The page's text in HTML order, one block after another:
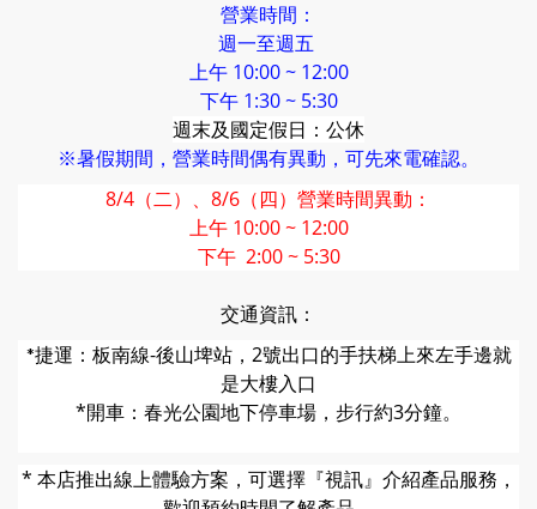
營業時間：
週一至週五
上午 10:00 ~ 12:00
下午 1:30 ~ 5:30
週末及國定假日：公休
※暑假期間，營業時間偶有異動，可先來電確認。
8/4（二）、8/6（四）營業時間異動：
上午 10:00 ~ 12:00
下午 2:00 ~ 5:30
交通資訊：
*捷運：板南線-後山埤站，2號出口的手扶梯上來左手邊就
是大樓入口
*開車：春光公園地下停車場，步行約3分鐘。
* 本店推出線上體驗方案，可選擇『視訊』介紹產品服務，